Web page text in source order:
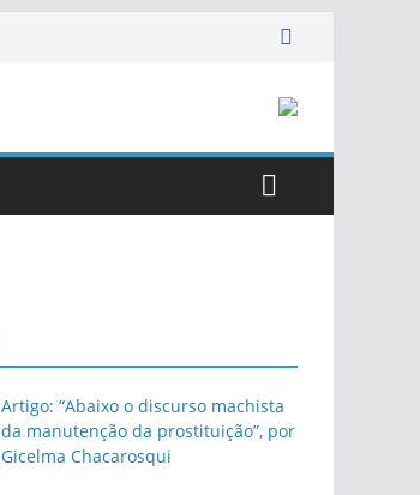
Artigo: “Abaixo o discurso machista
da manutenção da prostituição”, por
Gicelma Chacarosqui